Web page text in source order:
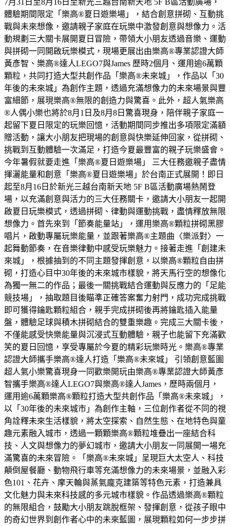
體驗期間限定「樂高®夏日遊樂場」，結合創意拼砌、互動挑
戰與未來想像，邀請親子家庭在玩樂中激發創意與想像力。活
動規劃三大關卡展開夏日冒險，帶領大小朋友透過音樂、運動
與拼砌一同開啟玩樂模式，現場更展出由樂高®專業認證大師
黃彥智、樂高®達人LEGO7與James 歷時2個月、運用逾6萬顆
顆粒，共同打造大型共創作品「樂高®未來城」，作品以「30
年後的未來城」為創作主題，透過充滿想像力的未來場景與豐
富細節，展現樂高®無限的創造力與驚喜。此外，超人氣樂高
®人偶小樂也將於8月1日及8月8日驚喜現身，陪伴親子家庭一
起留下夏日限定的玩樂回憶，活動期間同步推出多項限定滿額
贈活動，讓大小朋友把現場的創意與快樂延伸回家，從拼砌、
挑戰到互動體驗一次滿足，打造今夏最豐富的親子玩樂盛會。
今年暑假就要走進「樂高®夏日遊樂場」 三大任務邀親子盡情
揮灑能量和創意「樂高®夏日遊樂場」於台南正式展開！即日
起至8月16日於新光三越台南新天地 5F B區活動廣場熱鬧登
場，以充滿創意與活力的三大任務關卡，邀請大小朋友一起開
啟夏日玩樂模式，透過拼砌、律動與運動挑戰，盡情釋放無限
想像力。首先來到「節奏能量站」，運用樂高®顆粒拼砌黑膠
唱片，啟動專屬玩樂能量，並跟著樂高®主題曲〈樂派對〉一
起舞動節奏，在音樂律動中感受玩樂魅力。接著走進「創建未
來城」，根據抽到的不同主題發揮創意，以樂高®顆粒自由拼
砌，打造心目中30年後的未來城市樣貌，將天馬行空的想像化
為獨一無二的作品；最後一關挑戰結合運動與反應力的「足能
競技場」，抽取題目後瞄準正確答案奮力射門，成功完成挑戰
即可獲得鑰匙顆粒組合，親手完成拼砌後再將鑰匙插入能量
盤，體驗足球與積木拼砌結合的雙重樂趣。完成三大關卡後，
不僅能感受快樂能量與沉浸式互動體驗，親子也能留下充滿歡
笑的夏日回憶，享受專屬於今夏的精彩玩樂時光。樂高®專業
認證大師攜手樂高®達人打造「樂高®未來城」 引領創意藍圖
超人氣小樂驚喜現身一同歡樂開玩由樂高®專業認證大師黃彥
智攜手樂高®達人LEGO7與樂高®達人James，歷時兩個月，
運用逾6萬顆樂高®顆粒打造大型共創作品「樂高®未來城」，
以「30年後的未來城市」為創作主軸，三位創作者從不同的視
角詮釋未來生活樣貌，將太空探索、自然生態、在地特色與童
趣元素融入城市，透過一顆顆樂高®顆粒堆疊出一座結合科
技、人文與想像力的夢幻城市，邀請大小朋友一同展開一場充
滿驚喜的未來冒險。「樂高®未來城」呈現巨大太空人、科技
顛倒屋餐廳、動物飛行車等充滿想像力的未來場景，並融入彩
色101、花卉、摩天輪與蒸氣龐克建築等特色元素，打造兼具
文化魅力與未來科技感的多元城市樣貌。作品透過樂高®顆粒
的無限組合，鼓勵大小朋友跳脫框架、發揮創意，從孩子眼中
的奇幻世界到創作者心中的未來藍圖，展現顆粒如何一步步拼